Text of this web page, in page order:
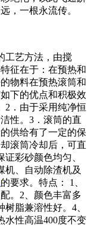
，一根永流传。
工艺方法，由搅
征在于：在预热和
物料在预热滚筒和
下的优点和积极效
2．由于采用纯净恒
性。3．滚筒的直
供给有了一定的保
滚筒冷却后，可直
彩砂颜色均匀、
机、自动除渣机及
的要求。特点： 1、
。2、颜色丰富多
脂兼溶性好。4、
水性高温400度不变